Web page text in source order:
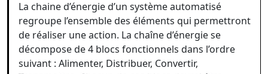
La chaine d’énergie d’un système automatisé
regroupe l’ensemble des éléments qui permettront
de réaliser une action. La chaîne d’énergie se
décompose de 4 blocs fonctionnels dans l’ordre
suivant : Alimenter, Distribuer, Convertir,